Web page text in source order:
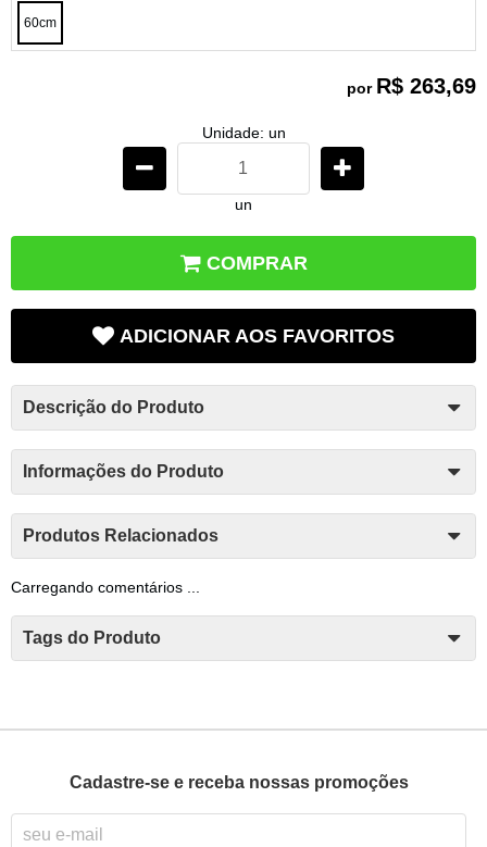
60cm
por R$ 263,69
Unidade: un
un
COMPRAR
ADICIONAR AOS FAVORITOS
Descrição do Produto
Informações do Produto
Produtos Relacionados
Carregando comentários ...
Tags do Produto
Cadastre-se e receba nossas promoções